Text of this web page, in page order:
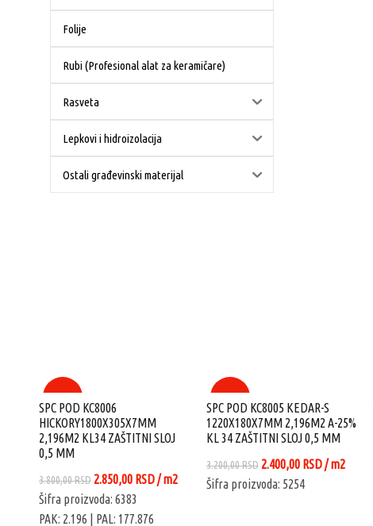
Folije
Rubi (Profesional alat za keramičare)
Rasveta
Lepkovi i hidroizolacija
Ostali građevinski materijal
-25%
SPC POD KC8006
HICKORY1800X305X7MM
2,196M2 KL34 ZAŠTITNI SLOJ
0,5 MM
3.800,00RSD Originalna
cena
je
2.850,00 RSDTrenutna
/ m2
Šifra proizvoda: 6383
PAK: 2.196 | PAL: 177.876
-25%
SPC POD KC8005 KEDAR-S
1220X180X7MM 2,196M2 A-25%
KL 34 ZAŠTITNI SLOJ 0,5 MM
3.200,00RSD Originalna
cena
2.400,00 RSDTrenutna
/ m2
Šifra proizvoda: 5254